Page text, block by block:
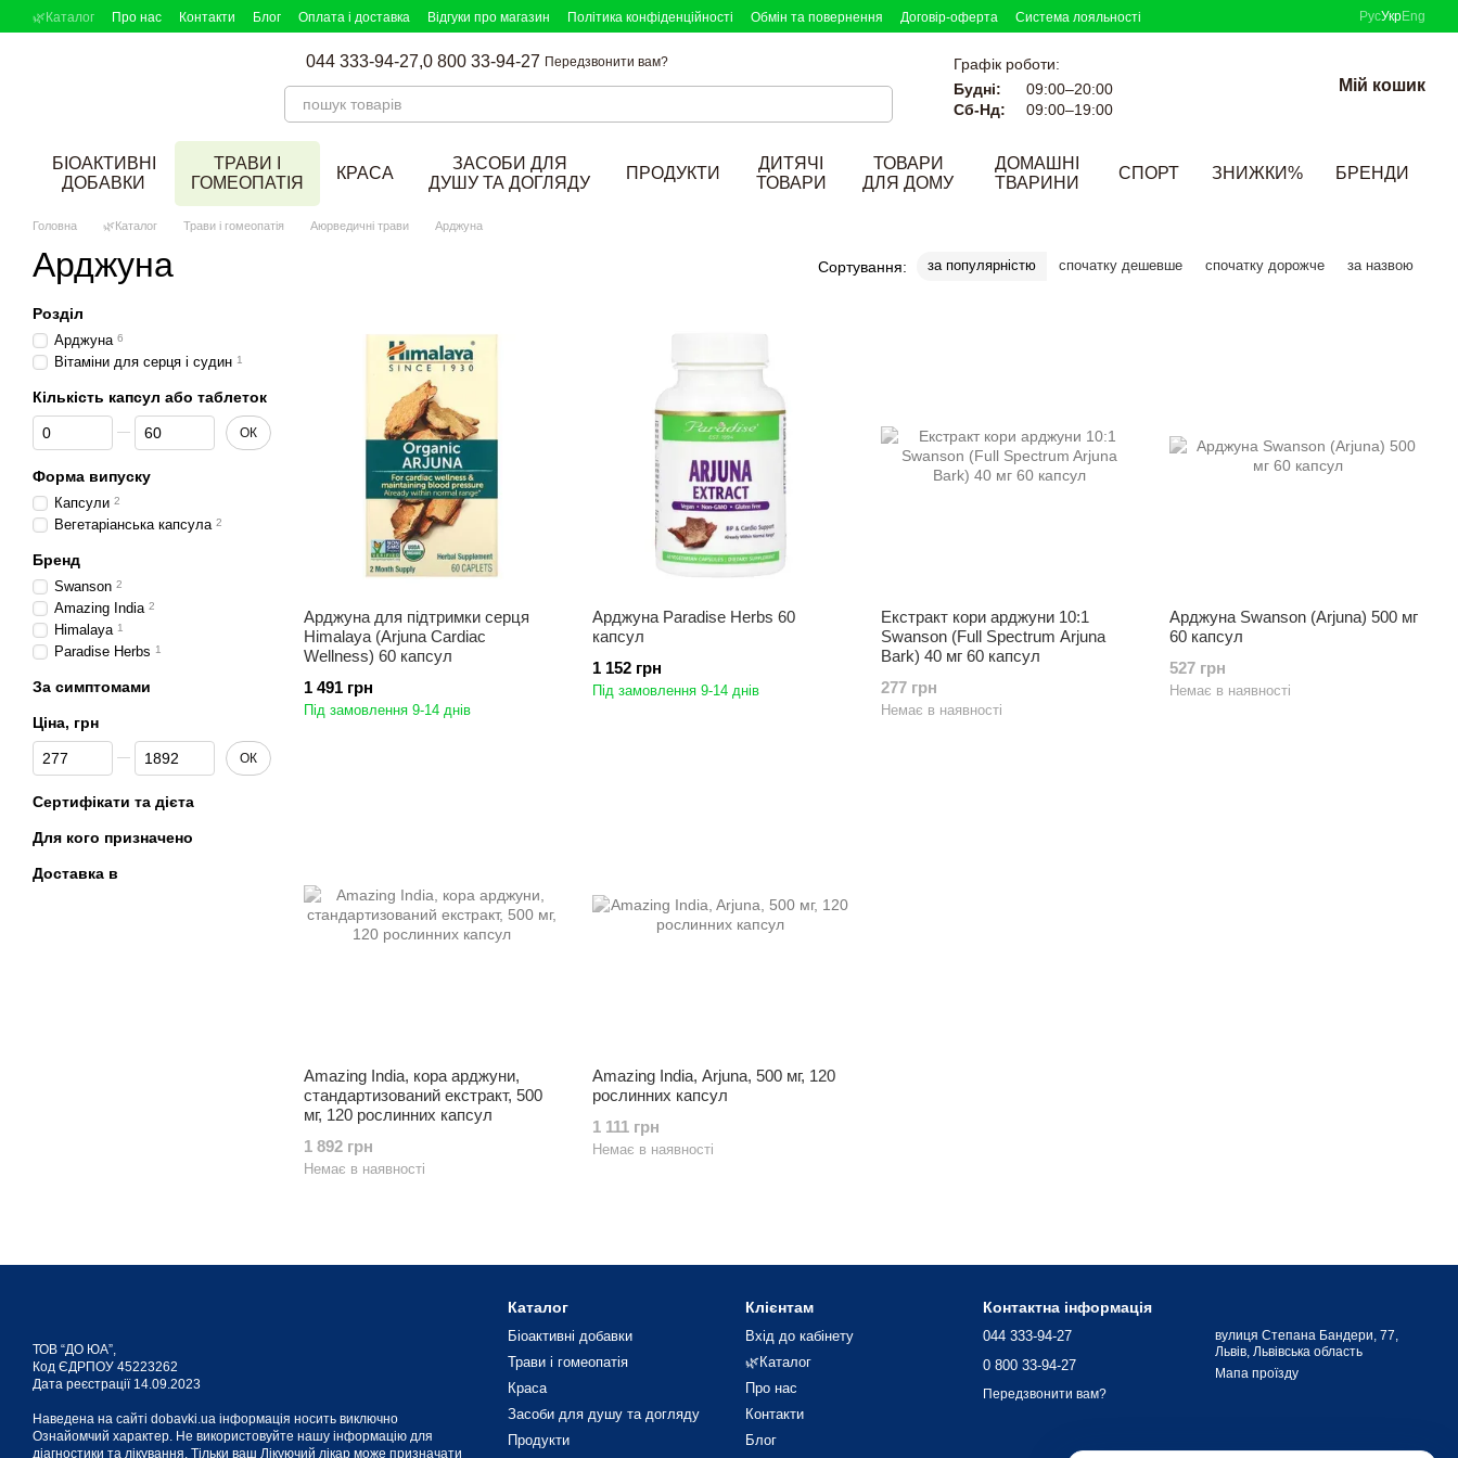
Перейти до основного контенту
🌿Каталог Про нас Контакти Блог Оплата і доставка Відгуки про магазин Політика конфіденційності Обмін та повернення Договір-оферта
Система лояльності
РусУкрEng
044 333-94-27,0 800 33-94-27 Передзвонити вам?
Графік роботи:
Будні:
09:00–20:00
Сб-Нд:
09:00–19:00
Мій кошик
БІОАКТИВНІ
ДОБАВКИ
ТРАВИ І
ГОМЕОПАТІЯ
КРАСА
ЗАСОБИ ДЛЯ
ДУШУ ТА ДОГЛЯДУ
ПРОДУКТИ
ДИТЯЧІ
ТОВАРИ
ТОВАРИ
ДЛЯ ДОМУ
ДОМАШНІ
ТВАРИНИ
СПОРТ ЗНИЖКИ% БРЕНДИ
Головна 🌿Каталог Трави і гомеопатія Аюрведичні трави Арджуна
Арджуна Сортування: за популярністю спочатку дешевше спочатку дорожче за назвою
Арджуна для підтримки серця
Himalaya (Arjuna Cardiac
Wellness) 60 капсул
1 491 грн
Під замовлення 9-14 днів
Арджуна Paradise Herbs 60
капсул
1 152 грн
Під замовлення 9-14 днів
Екстракт кори арджуни 10:1
Swanson (Full Spectrum Arjuna
Bark) 40 мг 60 капсул
277 грн
Немає в наявності
Арджуна Swanson (Arjuna) 500 мг
60 капсул
527 грн
Немає в наявності
Amazing India, кора арджуни,
стандартизований екстракт, 500
мг, 120 рослинних капсул
1 892 грн
Немає в наявності
Amazing India, Arjuna, 500 мг, 120
рослинних капсул
1 111 грн
Немає в наявності
Розділ
Арджуна 6
Вітаміни для серця і судин 1
Кількість капсул або таблеток
Від Кількість капсул або таблеток
До Кількість капсул або таблеток
ОК
Форма випуску
Капсули 2
Вегетаріанська капсула 2
Бренд
Swanson 2
Amazing India 2
Himalaya 1
Paradise Herbs 1
За симптомами
Ціна, грн
Від Ціна, грн
До Ціна, грн ОК
Сертифікати та дієта
Для кого призначено
Доставка в
ТОВ “ДО ЮА”,
Код ЄДРПОУ 45223262
Дата реєстрації 14.09.2023
Наведена на сайті dobavki.ua інформація носить виключно
Ознайомчий характер. Не використовуйте нашу інформацію для
діагностики та лікування. Тільки ваш Лікуючий лікар може призначати
Каталог
Біоактивні добавки
Трави і гомеопатія
Краса
Засоби для душу та догляду
Продукти
Клієнтам
Вхід до кабінету
🌿Каталог
Про нас
Контакти
Блог
Контактна інформація
044 333-94-27
0 800 33-94-27
Передзвонити вам?
вулиця Степана Бандери, 77,
Львів, Львівська область
Мапа проїзду